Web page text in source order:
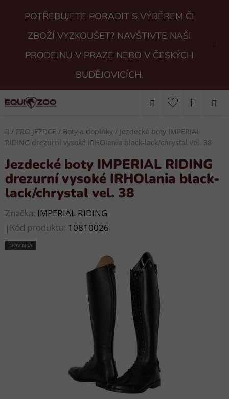
POTŘEBUJETE PORADIT S VÝBĚREM ČI
ZBOŽÍ VYZKOUŠET? NAVŠTIVTE NAŠI
PRODEJNU V PRAZE NEBO V ČESKÝCH
BUDĚJOVICÍCH.
Hledat
KOŠÍK
Domů
/ PRO JEZDCE / Boty a doplňky / Jezdecké boty IMPERIAL
RIDING drezurní vysoké IRHOlania black-lack/chrystal vel. 38
Jezdecké boty IMPERIAL RIDING
drezurní vysoké IRHOlania black-
lack/chrystal vel. 38
Značka: IMPERIAL RIDING
| Kód produktu: 10810026
NOVINKA